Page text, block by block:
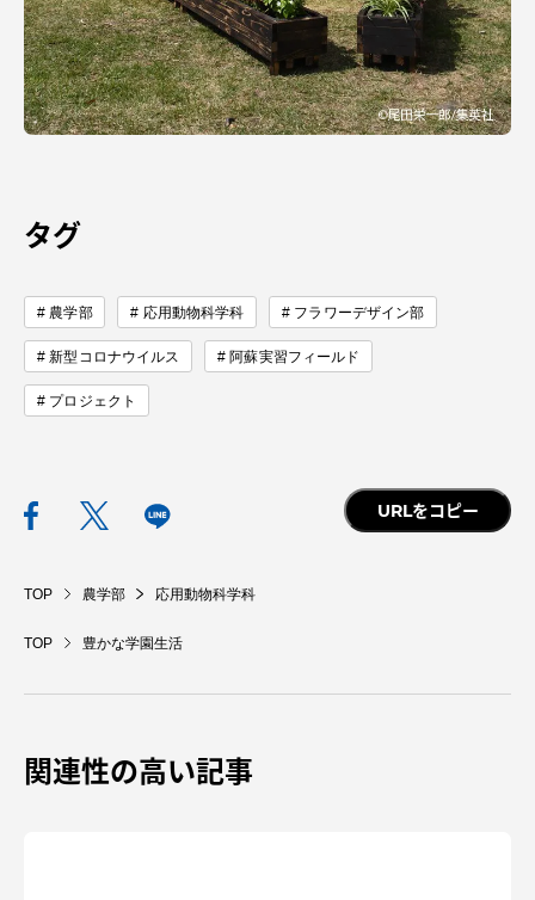
タグ
農学部 応用動物科学科 フラワーデザイン部
新型コロナウイルス 阿蘇実習フィールド
プロジェクト
URLをコピー
TOP 農学部 応用動物科学科
TOP 豊かな学園生活
関連性の高い記事